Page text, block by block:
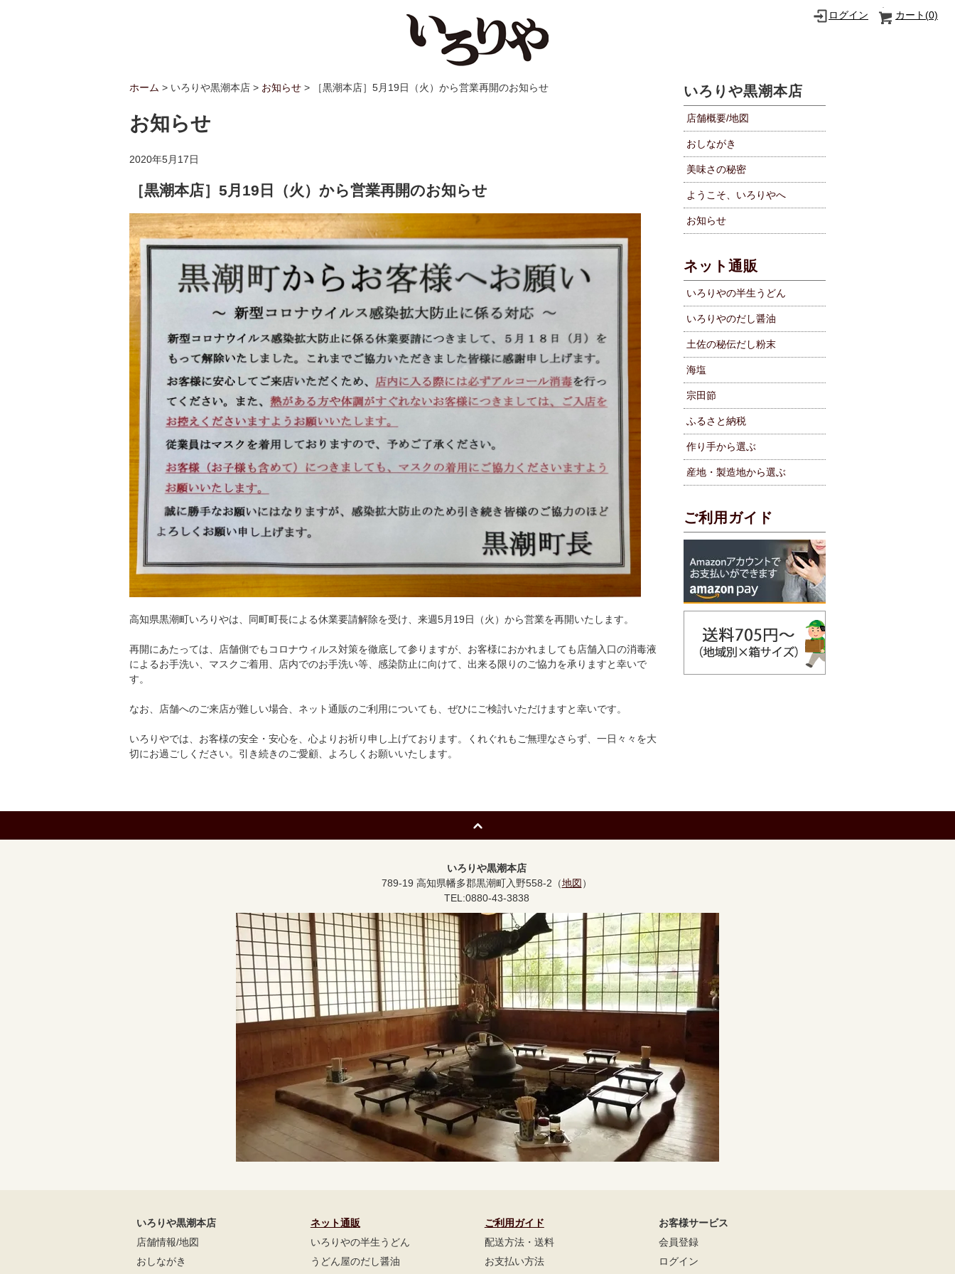
ログイン カート(0)
ホーム > いろりや黒潮本店 > お知らせ > ［黒潮本店］5月19日（火）から営業再開のお知らせ
お知らせ
2020年5月17日
［黒潮本店］5月19日（火）から営業再開のお知らせ
高知県黒潮町いろりやは、同町町長による休業要請解除を受け、来週5月19日（火）から営業を再開いたします。
再開にあたっては、店舗側でもコロナウィルス対策を徹底して参りますが、お客様におかれましても店舗入口の消毒液
によるお手洗い、マスクご着用、店内でのお手洗い等、感染防止に向けて、出来る限りのご協力を承りますと幸いで
す。
なお、店舗へのご来店が難しい場合、ネット通販のご利用についても、ぜひにご検討いただけますと幸いです。
いろりやでは、お客様の安全・安心を、心よりお祈り申し上げております。くれぐれもご無理なさらず、一日々々を大
切にお過ごしください。引き続きのご愛顧、よろしくお願いいたします。
いろりや黒潮本店
店舗概要/地図
おしながき
美味さの秘密
ようこそ、いろりやへ
お知らせ
ネット通販
いろりやの半生うどん
いろりやのだし醤油
土佐の秘伝だし粉末
海塩
宗田節
ふるさと納税
作り手から選ぶ
産地・製造地から選ぶ
ご利用ガイド
いろりや黒潮本店
789-19 高知県幡多郡黒潮町入野558-2（地図 ）
TEL:0880-43-3838
いろりや黒潮本店
店舗情報/地図
おしながき
ネット通販
いろりやの半生うどん
うどん屋のだし醤油
ご利用ガイド
配送方法・送料
お支払い方法
お客様サービス
会員登録
ログイン